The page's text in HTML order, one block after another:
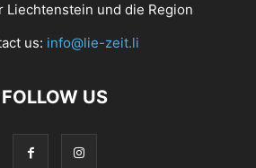
Liechtenstein und die Region
us: info@lie-zeit.li
FOLLOW US